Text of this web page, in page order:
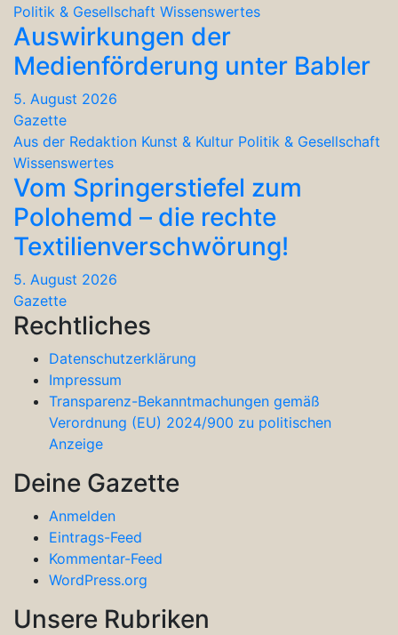
Politik & Gesellschaft Wissenswertes
Auswirkungen der
Medienförderung unter Babler
5. August 2026
Gazette
Aus der Redaktion Kunst & Kultur Politik & Gesellschaft
Wissenswertes
Vom Springerstiefel zum
Polohemd – die rechte
Textilienverschwörung!
5. August 2026
Gazette
Rechtliches
Datenschutzerklärung
Impressum
Transparenz-Bekanntmachungen gemäß
Verordnung (EU) 2024/900 zu politischen
Anzeige
Deine Gazette
Anmelden
Eintrags-Feed
Kommentar-Feed
WordPress.org
Unsere Rubriken